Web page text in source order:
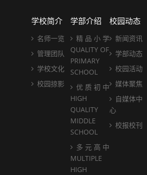
学校简介
名师一览
管理团队
学校文化
校园掠影
学部介绍
精 品 小 学
QUALITY OF
PRIMARY
SCHOOL
优 质 初 中
HIGH
QUALITY
MIDDLE
SCHOOL
多 元 高 中
MULTIPLE
HIGH
校园动态
新闻资讯
学部动态
校园活动
媒体聚焦
自媒体中
心
校报校刊